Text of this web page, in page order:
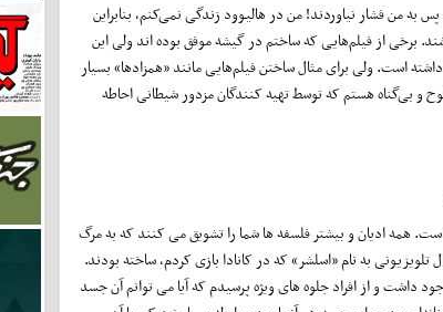
به من فشار نیاوردند! من در هالیوود زندگی نمی‌کنم، بنابراین
برخی از فیلم‌هایی که ساختم در گیشه موفق بوده اند ولی این
است. ولی برای مثال ساختن فیلم‌هایی مانند «همزادها» بسیار
و بی‌گناه هستم که توسط تهیه کنندگان مزدور شیطانی احاطه
همه ادیان و بیشتر فلسفه ها شما را تشویق می کنند که به مرگ
به نام «اسلشر» که در کانادا بازی کردم، ساخته بودند.
و از افراد جلوه های ویژه پرسیدم که آیا می توانم آن جسد